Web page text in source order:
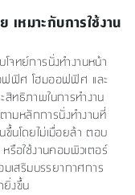
เหมาะกับการใช้งาน
จทย์การนั่งทำงานหน้า
อฟฟิศ โฮมออฟฟิศ และ
สิทธิภาพในการทำงาน
ามหลักการนั่งทำงานที่
ขึ้นโดยไม่เมื่อยล้า ตอบ
รือใช้งานคอมพิวเตอร์
เสริมบรรยากาศการ
ยิ่งขึ้น